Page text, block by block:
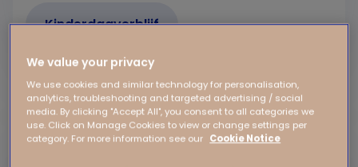
Kinderdagverblijf
We value your privacy
We use cookies and similar technology for personalisation,
analytics, troubleshooting and targeted advertising / social
media. By clicking "Accept All", you consent to all categories we
use. Click on Manage Cookies to view or change settings per
category. For more information see our Cookie Notice